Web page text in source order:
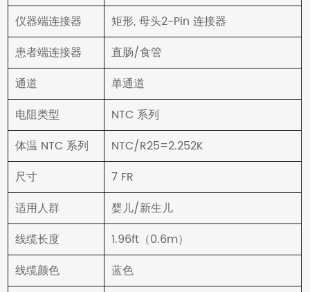
仪器端连接器
矩形, 母头2-Pin 连接器
患者端连接器
直肠/食管
通道
单通道
电阻类型
NTC 系列
体温 NTC 系列
NTC/R25=2.252K
尺寸
7 FR
适用人群
婴儿/新生儿
线缆长度
1.96ft（0.6m）
线缆颜色
蓝色